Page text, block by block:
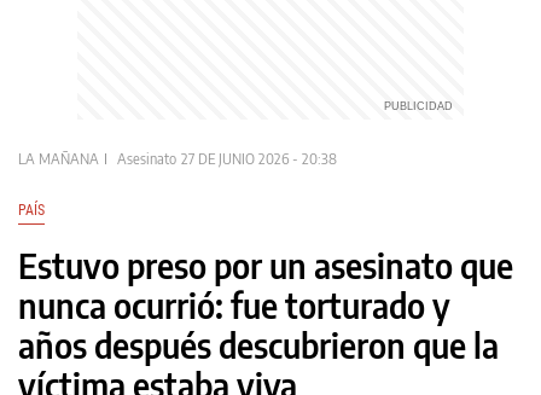
LA MAÑANA Asesinato 27 DE JUNIO 2026 - 20:38
PAÍS
Estuvo preso por un asesinato que
nunca ocurrió: fue torturado y
años después descubrieron que la
víctima estaba viva